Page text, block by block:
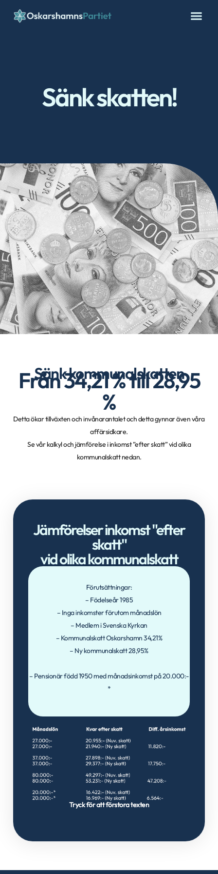
Sänk skatten!
Sänk kommunalskatten
Från 34,21 % till 28,95
%
Detta ökar tillväxten och invånarantalet och detta gynnar även våra
affärsidkare.
Se vår kalkyl och jämförelse i inkomst ”efter skatt” vid olika
kommunalskatt nedan.
Jämförelser inkomst "efter
skatt"
vid olika kommunalskatt
Förutsättningar:
– Födelseår 1985
– Inga inkomster förutom månadslön
– Medlem i Svenska Kyrkan
– Kommunalskatt Oskarshamn 34,21%
– Ny kommunalskatt 28,95%
– Pensionär född 1950 med månadsinkomst på 20.000:-
*
Tryck för att förstora texten